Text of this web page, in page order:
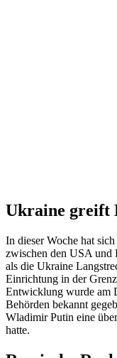
Ukraine greift
In dieser Woche hat
zwischen den USA und
als die Ukraine
Einrichtung in der
Entwicklung wurde am
Behörden bekannt
Wladimir Putin eine
hatte.